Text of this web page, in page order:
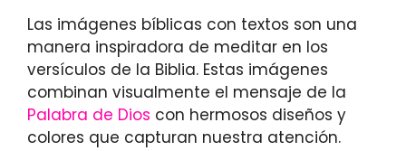
Las imágenes bíblicas con textos son una
manera inspiradora de meditar en los
versículos de la Biblia. Estas imágenes
combinan visualmente el mensaje de la
Palabra de Dios con hermosos diseños y
colores que capturan nuestra atención.